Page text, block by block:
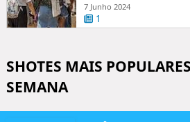
7 Junho 2024
1
SHOTES MAIS
SEMANA